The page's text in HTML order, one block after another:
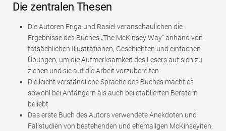
Die zentralen Thesen
Die Autoren Friga und Rasiel veranschaulichen die
Ergebnisse des Buches „The McKinsey Way“ anhand von
tatsächlichen Illustrationen, Geschichten und einfachen
Übungen, um die Aufmerksamkeit des Lesers auf sich zu
ziehen und sie auf die Arbeit vorzubereiten
Die leicht verständliche Sprache des Buches macht es
sowohl bei Anfängern als auch bei etablierten Beratern
beliebt
Das erste Buch des Autors verwendete Anekdoten und
Fallstudien von bestehenden und ehemaligen McKinseyiten,